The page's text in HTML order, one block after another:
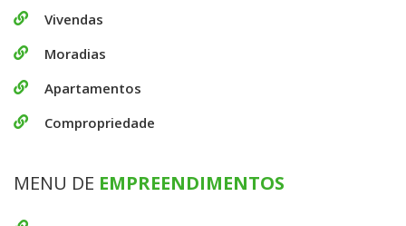
Vivendas
Moradias
Apartamentos
Compropriedade
MENU DE EMPREENDIMENTOS